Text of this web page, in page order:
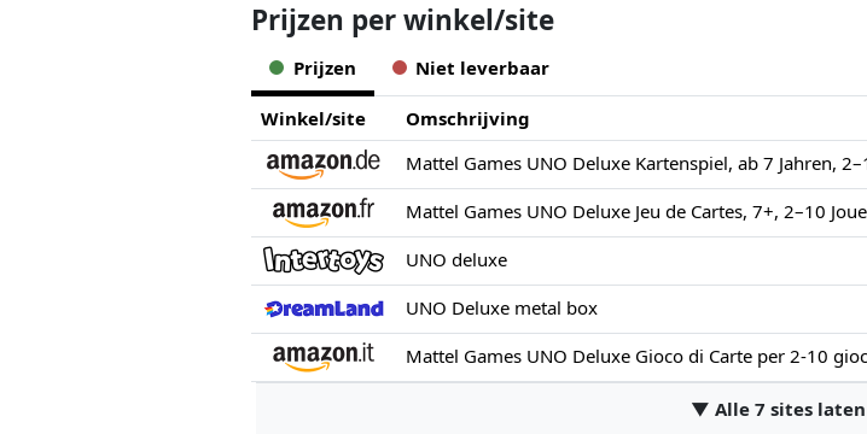
Prijzen per winkel/site
Prijzen Niet leverbaar
Winkel/site Omschrijving
Mattel Games UNO Deluxe Kartenspiel, ab 7 Jahren,
Mattel Games UNO Deluxe Jeu de Cartes, 7+, 2–10
UNO deluxe
UNO Deluxe metal box
▼ Alle 7 sites